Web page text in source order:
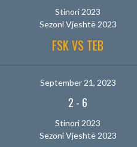
Stinori 2023
Sezoni Vjeshtë 2023
FSK VS TEB
September 21, 2023
2 - 6
Stinori 2023
Sezoni Vjeshtë 2023